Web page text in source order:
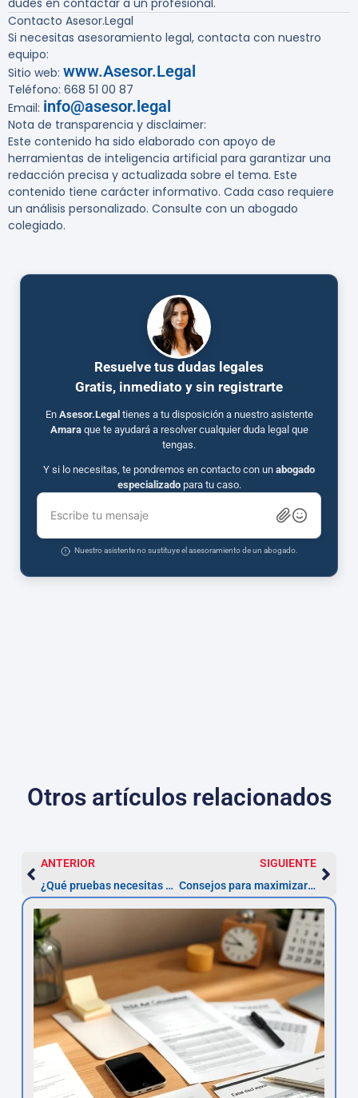
dudes en contactar a un profesional.
Contacto Asesor.Legal
Si necesitas asesoramiento legal, contacta con nuestro
equipo:
Sitio web: www.Asesor.Legal
Teléfono: 668 51 00 87
Email: info@asesor.legal
Nota de transparencia y disclaimer:
Este contenido ha sido elaborado con apoyo de
herramientas de inteligencia artificial para garantizar una
redacción precisa y actualizada sobre el tema. Este
contenido tiene carácter informativo. Cada caso requiere
un análisis personalizado. Consulte con un abogado
colegiado.
Resuelve tus dudas legales
Gratis, inmediato y sin registrarte
En Asesor.Legal tienes a tu disposición a nuestro asistente
Amaraque te ayudará a resolver cualquier duda legal que
tengas.
Y si lo necesitas, te pondremos en contacto con un abogado
especializadopara tu caso.
Escribe tu mensaje
Nuestro asistente no sustituye el asesoramiento de un abogado.
Otros artículos relacionados
ANTERIOR
¿Qué pruebas necesitas para demostrar que tu préstamo tiene un interés usurario?
SIGUIENTE
Consejos para maximizar tu reclamación de nulidad de préstamo personal